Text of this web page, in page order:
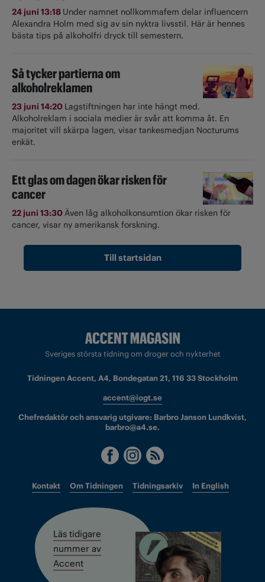
24 juni 13:18 Under namnet nollkommafem delar influencern
Alexandra Holm med sig av sin nyktra livsstil. Här är hennes
bästa tips på alkoholfri dryck till semestern.
Så tycker partierna om
alkoholreklamen
23 juni 14:20 Lagstiftningen har inte hängt med.
Alkoholreklam i sociala medier är svår att komma åt. En
majoritet vill skärpa lagen, visar tankesmedjan Nocturums
enkät.
Ett glas om dagen ökar risken för
cancer
22 juni 13:30Även låg alkoholkonsumtion ökar risken för
cancer, visar ny amerikansk forskning.
Till startsidan
Sveriges största tidning om droger och nykterhet
Tidningen Accent, A4, Bondegatan 21, 116 33 Stockholm
accent@iogt.se
Chefredaktör och ansvarig utgivare: Barbro Janson Lundkvist,
barbro@a4.se.
Kontakt Om Tidningen Tidningsarkiv In English
Läs tidigare
nummer av
Accent